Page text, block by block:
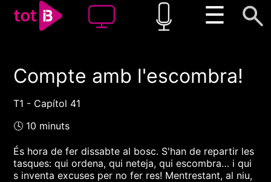
☰
00:00 00:00
Compte amb l'escombra!
T1 - Capítol 41
🕓 10 minuts
És hora de fer dissabte al bosc. S'han de repartir les
tasques: qui ordena, qui neteja, qui escombra… i qui
s inventa excuses per no fer res! Mentrestant, al niu,